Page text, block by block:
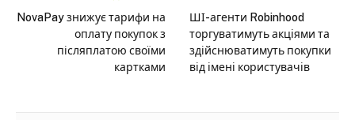
NovaPay знижує тарифи на
оплату покупок з
післяплатою своїми
картками
ШІ-агенти Robinhood
торгуватимуть акціями та
здійснюватимуть покупки
від імені користувачів